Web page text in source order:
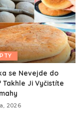
se Nevejde do
Takhle Ji Vyčistíte
2026